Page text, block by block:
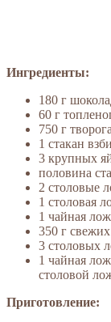
Ингредиенты:
180 г
60 г
750 г
1 стакан
3 крупных
половина
2 столовые
1 столовая
1 чайная
350 г
3 столовых
1 чайная
столовой
Приготовление: